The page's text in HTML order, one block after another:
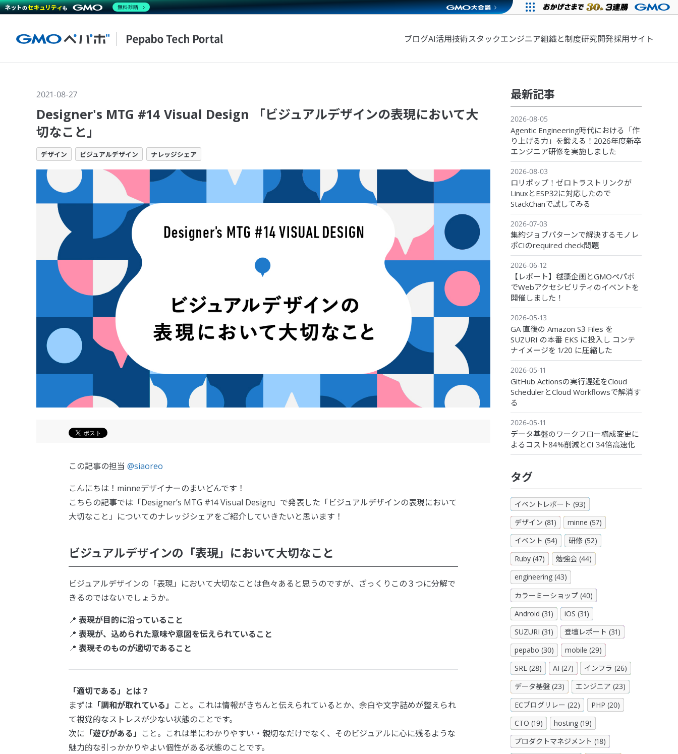
ブログAI活用技術スタックエンジニア組織と制度研究開発採用サイト
2021-08-27
Designer's MTG #14 Visual Design 「ビジュアルデザインの表現において大
切なこと」
デザイン ビジュアルデザイン ナレッジシェア
この記事の担当 @siaoreo
こんにちは！minneデザイナーのまいどんです！
こちらの記事では「Designer’s MTG #14 Visual Design」で発表した「ビジュアルデザインの表現において
大切なこと」についてのナレッジシェアをご紹介していきたいと思います！
ビジュアルデザインの「表現」において大切なこと
ビジュアルデザインの「表現」において大切なことは色々あると思うのですが、ざっくりこの３つに分解で
きるのではないでしょうか。
📍 表現が目的に沿っていること
📍 表現が、込められた意味や意図を伝えられていること
📍 表現そのものが適切であること
「適切である」とは？
まずは 「調和が取れている」 こと。これは情報がきちんと伝えられているとか、余白や文字詰めが整えられ
て視覚的なストレスが少ない状態のことです。
次に 「遊びがある」 こと。これは単にわかりやすい・親切なだけでなく、そのビジュアルに心に残るような
魅力的な引っかかりやよい個性がある状態のことです。
最新記事
2026-08-05
Agentic Engineering時代における「作
り上げる力」を鍛える！2026年度新卒
エンジニア研修を実施しました
2026-08-03
ロリポップ！ゼロトラストリンクが
LinuxとESP32に対応したので
StackChanで試してみる
2026-07-03
集約ジョブパターンで解決するモノレ
ポCIのrequired check問題
2026-06-12
【レポート】毬藻企画とGMOペパボ
でWebアクセシビリティのイベントを
開催しました！
2026-05-13
GA 直後の Amazon S3 Files を
SUZURI の本番 EKS に投入し コンテ
ナイメージを 1/20 に圧縮した
2026-05-11
GitHub Actionsの実行遅延をCloud
SchedulerとCloud Workflowsで解消す
る
2026-05-11
データ基盤のワークフロー構成変更に
よるコスト84%削減とCI 34倍高速化
タグ
イベントレポート (93)
デザイン (81)
minne (57)
イベント (54)
研修 (52)
Ruby (47)
勉強会 (44)
engineering (43)
カラーミーショップ (40)
Android (31)
iOS (31)
SUZURI (31)
登壇レポート (31)
pepabo (30)
mobile (29)
SRE (28)
AI (27)
インフラ (26)
データ基盤 (23)
エンジニア (23)
ECブログリレー (22)
PHP (20)
CTO (19)
hosting (19)
プロダクトマネジメント (18)
無料診断